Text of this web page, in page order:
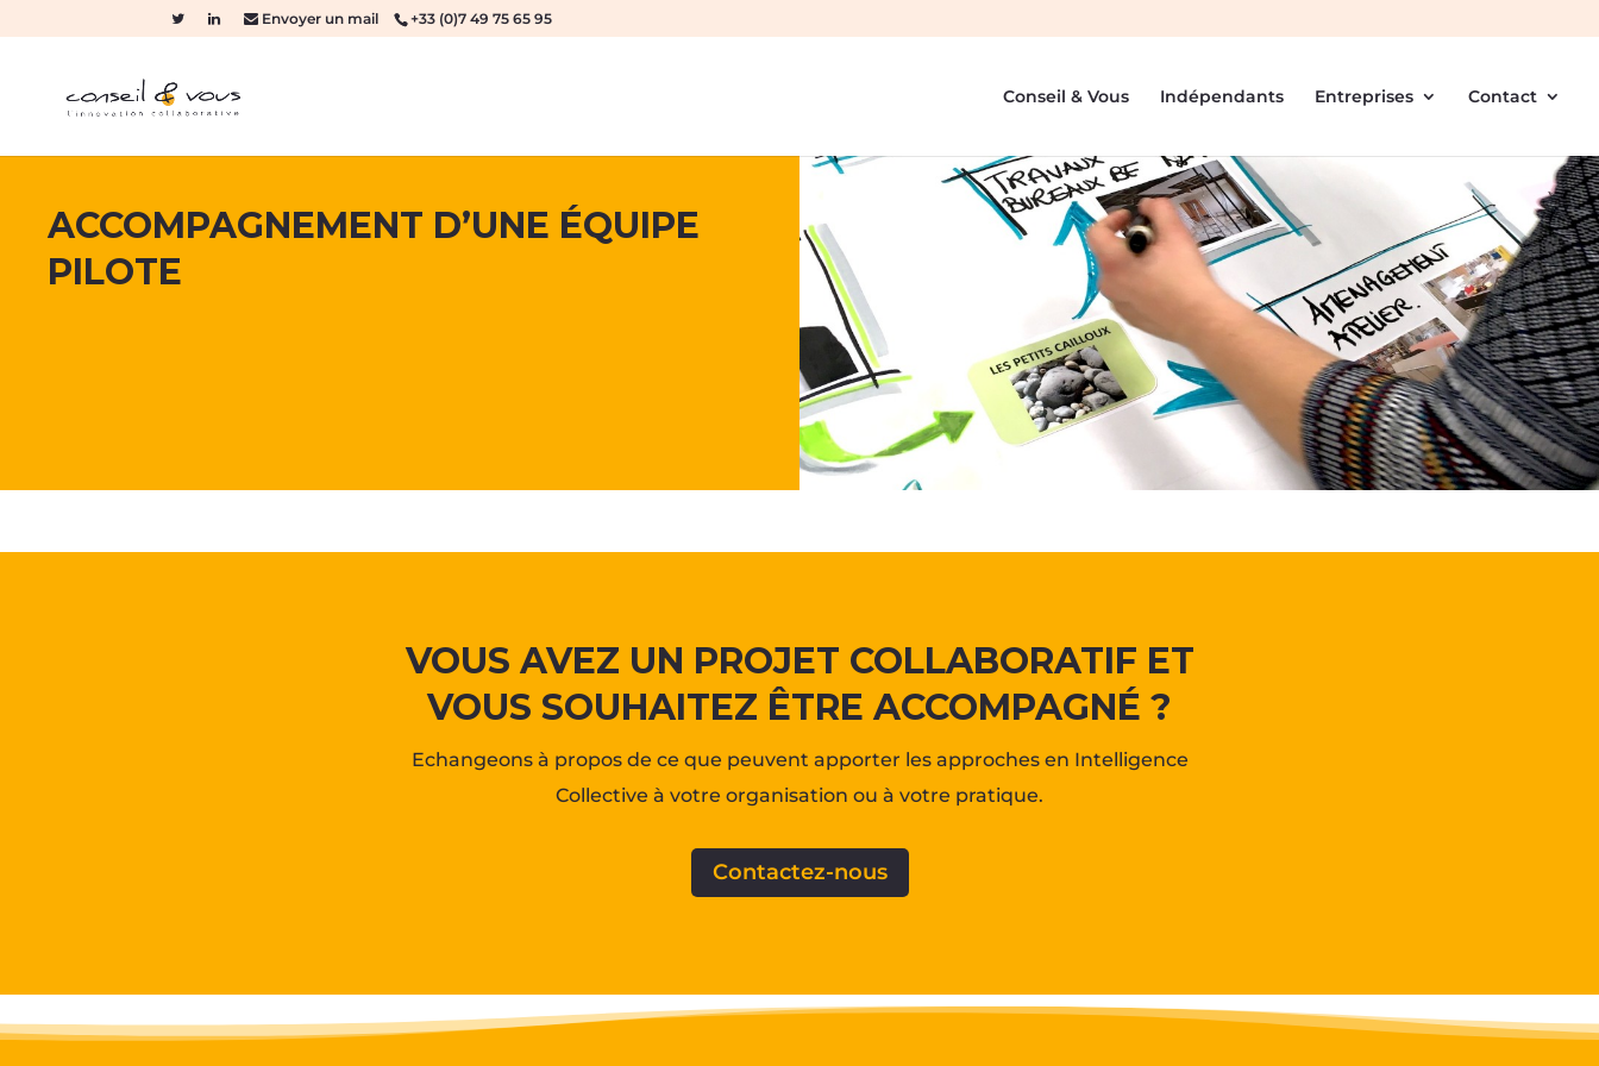
Envoyer un mail +33 (0)7 49 75 65 95
Conseil & Vous Indépendants Entreprises Contact
ACCOMPAGNEMENT D’UNE ÉQUIPE
PILOTE
VOUS AVEZ UN PROJET COLLABORATIF ET
VOUS SOUHAITEZ ÊTRE ACCOMPAGNÉ ?
Echangeons à propos de ce que peuvent apporter les approches en Intelligence
Collective à votre organisation ou à votre pratique.
Contactez-nous